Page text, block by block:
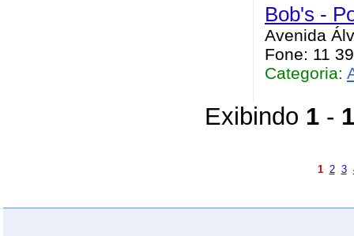
Bob's -
Avenida
Fone: 11
Categoria:
Exibindo 1 -
1 2 3